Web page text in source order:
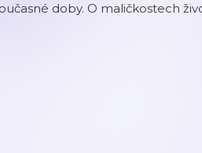
doby. O maličkostech